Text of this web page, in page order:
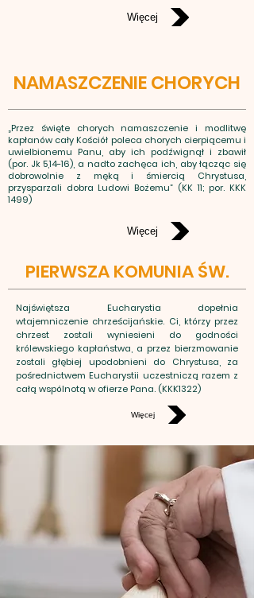
Więcej
NAMASZCZENIE CHORYCH
„Przez święte chorych namaszczenie i modlitwę
kapłanów cały Kościół poleca chorych cierpiącemu i
uwielbionemu Panu, aby ich podźwignął i zbawił
(por. Jk 5,14-16), a nadto zachęca ich, aby łącząc się
dobrowolnie z męką i śmiercią Chrystusa,
przysparzali dobra Ludowi Bożemu” (KK 11; por. KKK
1499)
Więcej
PIERWSZA KOMUNIA ŚW.
Najświętsza Eucharystia dopełnia
wtajemniczenie chrześcijańskie. Ci, którzy przez
chrzest zostali wyniesieni do godności
królewskiego kapłaństwa, a przez bierzmowanie
zostali głębiej upodobnieni do Chrystusa, za
pośrednictwem Eucharystii uczestniczą razem z
całą wspólnotą w ofierze Pana. (KKK1322)
Więcej